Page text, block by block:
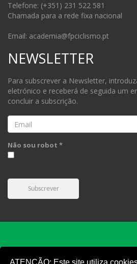
ATENÇÃO: Este site utiliza
Telefone: (+351) 231 522 581
Chamada para a rede fixa nacional
Email: academia@fpciclismo.pt
NEWSLETTER
Para subscrever a Newsletter,
eletrónico e receberá de seguida um
concluir a subscrição.
Email
Não sou robot *
Subscrever